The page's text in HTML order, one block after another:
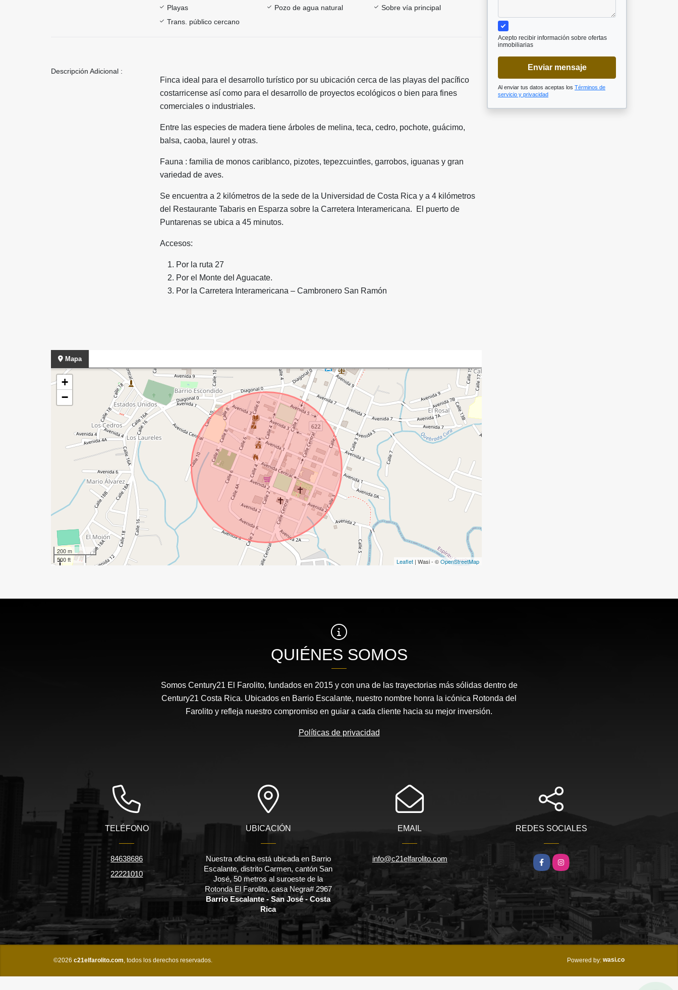
Playas
Pozo de agua natural
Sobre vía principal
Trans. público cercano
Descripción Adicional :
Finca ideal para el desarrollo turístico por su ubicación cerca de las playas del pacífico
costarricense así como para el desarrollo de proyectos ecológicos o bien para fines
comerciales o industriales.
Entre las especies de madera tiene árboles de melina, teca, cedro, pochote, guácimo,
balsa, caoba, laurel y otras.
Fauna : familia de monos cariblanco, pizotes, tepezcuintles, garrobos, iguanas y gran
variedad de aves.
Se encuentra a 2 kilómetros de la sede de la Universidad de Costa Rica y a 4 kilómetros
del Restaurante Tabaris en Esparza sobre la Carretera Interamericana. El puerto de
Puntarenas se ubica a 45 minutos.
Accesos:
Por la ruta 27
Por el Monte del Aguacate.
Por la Carretera Interamericana – Cambronero San Ramón
Mapa
+
−
200 m
500 ft
Leaflet | Wasi - ©OpenStreetMap
Acepto recibir información sobre ofertas
inmobiliarias
Enviar mensaje
Al enviar tus datos aceptas los Términos de
servicio y privacidad
QUIÉNES SOMOS
Somos Century21 El Farolito, fundados en 2015 y con una de las trayectorias más sólidas dentro de
Century21 Costa Rica. Ubicados en Barrio Escalante, nuestro nombre honra la icónica Rotonda del
Farolito y refleja nuestro compromiso en guiar a cada cliente hacia su mejor inversión.
Políticas de privacidad
TELÉFONO
84638686
22221010
UBICACIÓN
Nuestra oficina está ubicada en Barrio
Escalante, distrito Carmen, cantón San
José, 50 metros al suroeste de la
Rotonda El Farolito, casa Negra# 2967
Barrio Escalante - San José - Costa
Rica
EMAIL
info@c21elfarolito.com
REDES SOCIALES
Facebook
Instagram
©2026 c21elfarolito.com , todos los derechos reservados. Powered by: wasi.co